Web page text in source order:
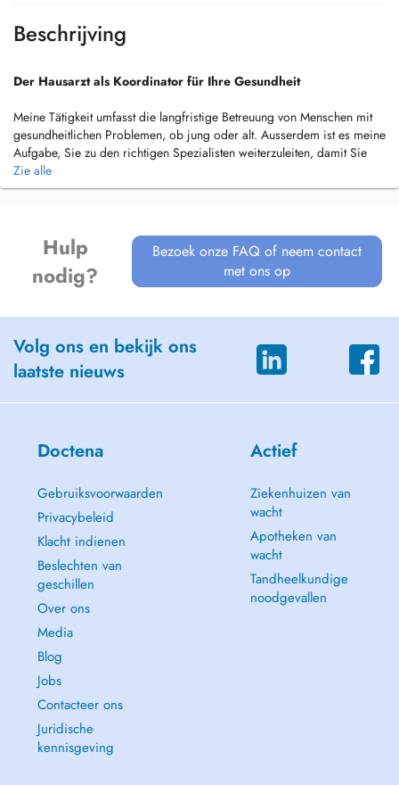
Beschrijving
Der Hausarzt als Koordinator für Ihre Gesundheit
Meine Tätigkeit umfasst die langfristige Betreuung von Menschen mit
gesundheitlichen Problemen, ob jung oder alt. Ausserdem ist es meine
Aufgabe, Sie zu den richtigen Spezialisten weiterzuleiten, damit Sie
schnell und direkt die adäquate fachmedizinische Hilfe erhalten. Ich
biete außerdem Fahrtauglichkeitsuntersuchungen für Seniorinnen und
Ich bin mit Leib und Seele Hausarzt und freue mich, Sie kennen zu
lernen und Kontinuität mit einer sehr guten medizinischen Qualität, wie
Sie es von Dr.med. Peter Cunier gewohnt sind, weiterhin zu
- Praxislabor
- Kleinchirurgische Eingriffe (Wundversorgungen,
- 24-Stunden-Blutdruckmessungen
- Elektronische Krankengeschichte
- Reiseberatung
- Praxisapotheke: Medikamente bequem bei der Konsultation oder auf
Bestellung
- Behandlung von chronischen Krankheiten und Schmerzen
- Fahreignungsuntersuchungen
Zie alle
Hulp
nodig?
Bezoek onze FAQ of neem contact
met ons op
Volg ons en bekijk ons
laatste nieuws
Doctena
Gebruiksvoorwaarden
Privacybeleid
Klacht indienen
Beslechten van
geschillen
Over ons
Media
Blog
Jobs
Contacteer ons
Juridische
kennisgeving
Actief
Ziekenhuizen van
wacht
Apotheken van
wacht
Tandheelkundige
noodgevallen